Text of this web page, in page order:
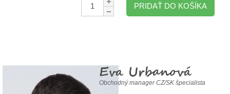
PRIDAŤ DO KOŠÍKA
Eva Urbanová
Obchodný manager CZ/SK špecialista